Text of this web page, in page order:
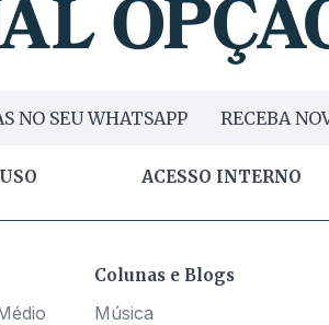
NO SEU WHATSAPP RECEBA
ACESSO INTERNO
Colunas e Blogs
Música